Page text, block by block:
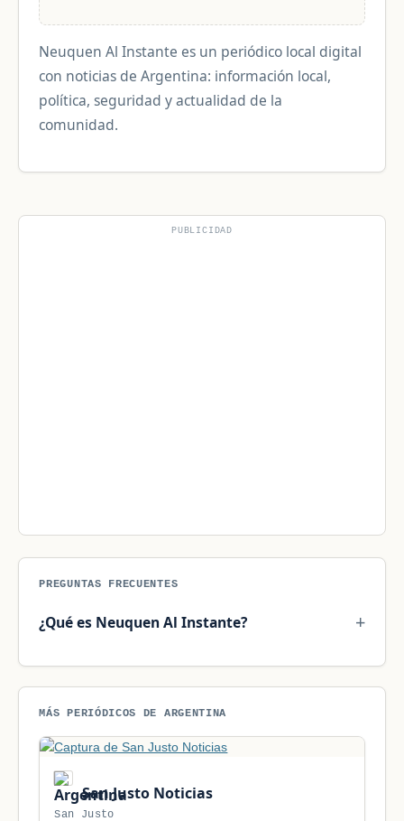
Neuquen Al Instante es un periódico local digital
con noticias de Argentina: información local,
política, seguridad y actualidad de la
comunidad.
PUBLICIDAD
PREGUNTAS FRECUENTES
¿Qué es Neuquen Al Instante?
MÁS PERIÓDICOS DE ARGENTINA
San Justo Noticias
San Justo